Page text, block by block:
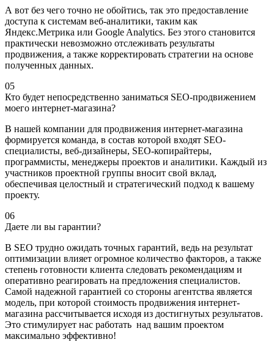
А вот без чего точно не обойтись, так это предоставление
доступа к системам веб-аналитики, таким как
Яндекс.Метрика или Google Analytics. Без этого становится
практически невозможно отслеживать результаты
продвижения, а также корректировать стратегии на основе
полученных данных.
05
Кто будет непосредственно заниматься SEO-продвижением
моего интернет-магазина?
В нашей компании для продвижения интернет-магазина
формируется команда, в состав которой входят SEO-
специалисты, веб-дизайнеры, SEO-копирайтеры,
программисты, менеджеры проектов и аналитики. Каждый из
участников проектной группы вносит свой вклад,
обеспечивая целостный и стратегический подход к вашему
проекту.
06
Даете ли вы гарантии?
В SEO трудно ожидать точных гарантий, ведь на результат
оптимизации влияет огромное количество факторов, а также
степень готовности клиента следовать рекомендациям и
оперативно реагировать на предложения специалистов.
Самой надежной гарантией со стороны агентства является
модель, при которой стоимость продвижения интернет-
магазина рассчитывается исходя из достигнутых результатов.
Это стимулирует нас работать над вашим проектом
максимально эффективно!